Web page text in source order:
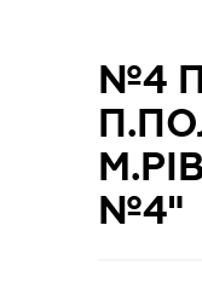
№4
№4"